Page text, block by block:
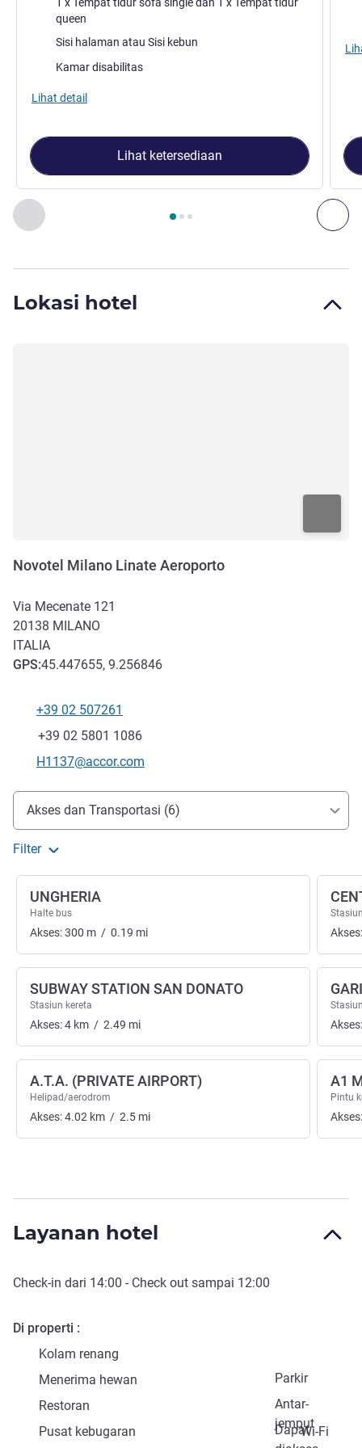
Sebelumnya - Kamar
Halaman , Kamar 1 : Kamar superior , Kamar 2 :
queen
Pemandangan:
Sisi halaman atau Sisi kebun
Kamar disabilitas
Lihat detail
Lihat ketersediaan
Lokasi hotel
Novotel Milano Linate Aeroporto
Via Mecenate 121
20138 MILANO
ITALIA
GPS:45.447655, 9.256846
Telepon
+39 02 507261
Fax
+39 02 5801 1086
Email kontak
H1137@accor.com
Akses dan Transportasi
Akses dan Transportasi (6)
Filter
UNGHERIA
Halte bus
Akses:300 m / 0.19 mi
SUBWAY STATION SAN DONATO
Stasiun kereta
Akses:4 km / 2.49 mi
A.T.A. (PRIVATE AIRPORT)
Helipad/aerodrom
Akses:4.02 km / 2.5 mi
A1
Pintu
Layanan hotel
Check-in dari 14:00 - Check out sampai 12:00
Di properti
Kolam renang
Parkir
Menerima hewan
Antar-
jemput
Restoran
Dapat
Pusat kebugaran Wi-Fi